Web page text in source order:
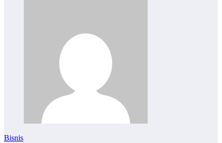
Bisnis